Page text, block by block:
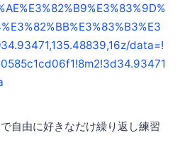
data=!
自由に好きなだけ繰り返し練習